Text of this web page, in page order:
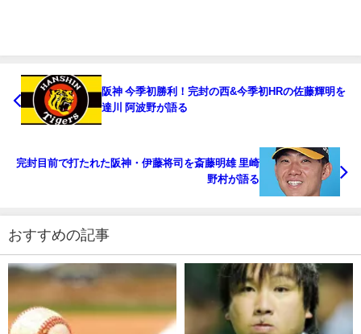
阪神 今季初勝利！完封の西&今季初HRの佐藤輝明を
達川 阿波野が語る
完封目前で打たれた阪神・伊藤将司を斎藤明雄 里崎
野村が語る
おすすめの記事